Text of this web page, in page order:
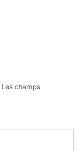
Les champs